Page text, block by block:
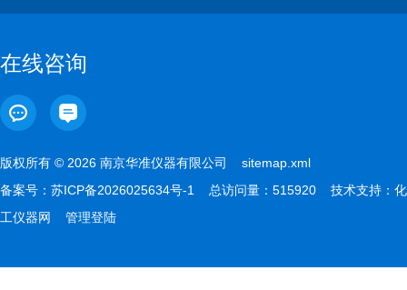
在线咨询
版权所有 © 2026 南京华准仪器有限公司 sitemap.xml
备案号： 苏ICP备2026025634号-1 总访问量：515920 技术支持： 化
工仪器网
管理登陆